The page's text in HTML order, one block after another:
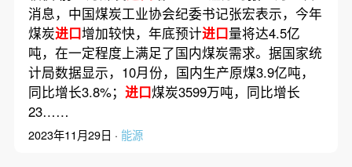
货宝马
消息，中国煤炭工业协会纪委书记张宏表示，今年
煤炭进口增加较快，年底预计进口量将达4.5亿
吨，在一定程度上满足了国内煤炭需求。据国家统
计局数据显示，10月份，国内生产原煤3.9亿吨，
同比增长3.8%； 进口煤炭3599万吨，同比增长
23……
2023年11月29日 · 能源